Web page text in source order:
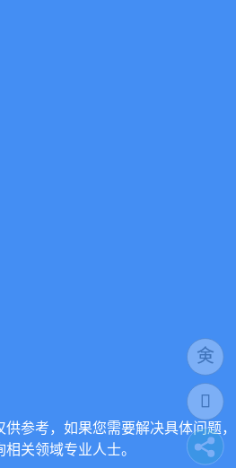
参考，如果您需要解决具体问题，
相关领域专业人士。